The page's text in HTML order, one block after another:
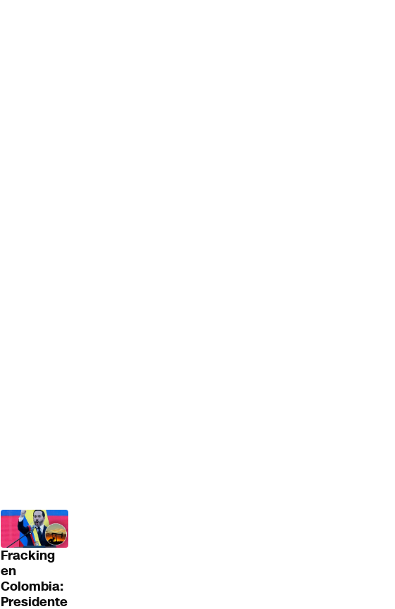
Fracking
en
Colombia:
Presidente